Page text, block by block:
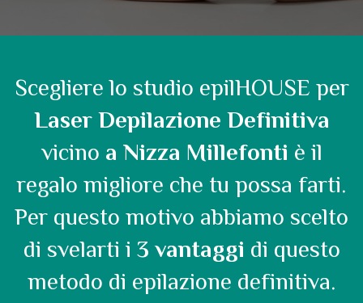
Scegliere lo studio epilHOUSE per
Laser Depilazione Definitiva
vicino a Nizza Millefonti è il
regalo migliore che tu possa farti.
Per questo motivo abbiamo scelto
di svelarti i 3 vantaggi di questo
metodo di epilazione definitiva.